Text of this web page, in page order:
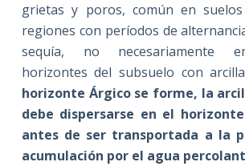
grietas y poros, común en
regiones con períodos de
sequía, no necesariamente
horizontes del subsuelo con
horizonte Árgico se forme, la
debe dispersarse en el
antes de ser transportada a la
acumulación por el agua